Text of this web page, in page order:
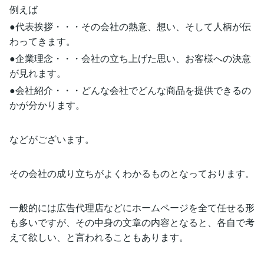
例えば
●代表挨拶・・・その会社の熱意、想い、そして人柄が伝
わってきます。
●企業理念・・・会社の立ち上げた思い、お客様への決意
が見れます。
●会社紹介・・・どんな会社でどんな商品を提供できるの
かが分かります。
などがございます。
その会社の成り立ちがよくわかるものとなっております。
一般的には広告代理店などにホームページを全て任せる形
も多いですが、その中身の文章の内容となると、各自で考
えて欲しい、と言われることもあります。